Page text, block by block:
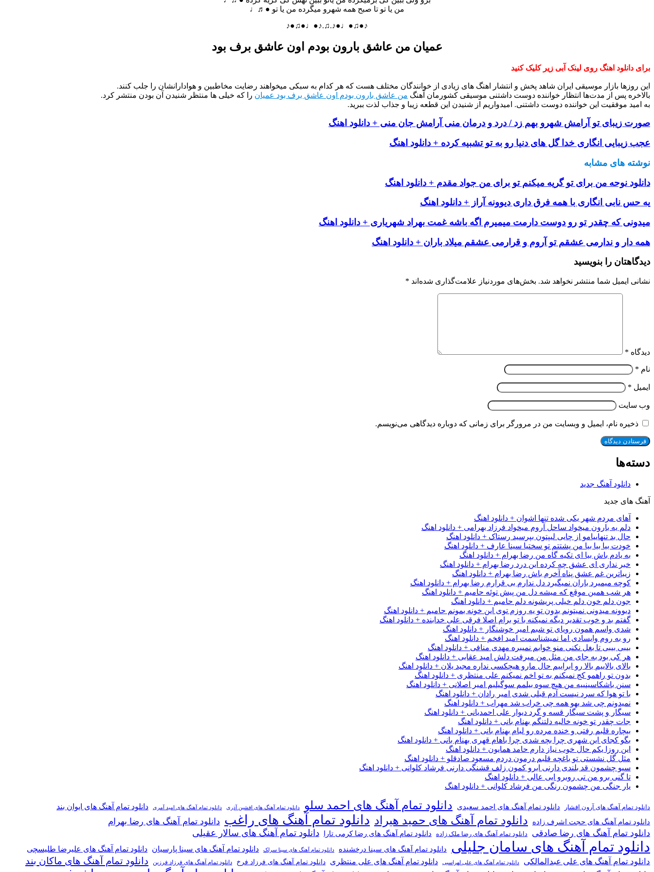
من یا تو تا صبح همه شهرو میگرده من یا تو ●♬♩
♪●♫●♩●♪.♫.♪●♩●♫●♪
عمیان من عاشق بارون بودم اون عاشق برف بود
برای دانلود اهنگ روی لینک آبی زیر کلیک کنید
این روزها بازار موسیقی ایران شاهد پخش و انتشار اهنگ های زیادی از خوانندگان مختلف هست که هر کدام به سبکی میخواهند رضایت مخاطبین و هوادارانشان را جلب کنند.
بالاخره پس از مدت‌ها انتظار خواننده دوست داشتنی موسیقی کشورمان آهنگ من عاشق بارون بودم اون عاشق برف بود عمیان را که خیلی ها منتظر شنیدن آن بودن منتشر کرد.
به امید موفقیت این خواننده دوست داشتنی. امیدواریم از شنیدن این قطعه زیبا و جذاب لذت ببرید.
صورت زیبای تو آرامش شهرو بهم زد / درد و درمان منی آرامش جان منی + دانلود اهنگ
عجب زیبایی انگاری خدا گل های دنیا رو به تو تشبیه کرده + دانلود اهنگ
نوشته های مشابه
دانلود نوحه من برای تو گریه میکنم تو برای من جواد مقدم + دانلود اهنگ
یه حس نابی انگاری با همه فرق داری دیوونه آراز + دانلود اهنگ
میدونی که چقدر تو رو دوست دارمت میمیرم اگه باشه غمت بهراد شهریاری + دانلود اهنگ
همه دار و ندارمی عشقم تو آروم و قرارمی عشقم میلاد باران + دانلود اهنگ
دیدگاهتان را بنویسید
نشانی ایمیل شما منتشر نخواهد شد. بخش‌های موردنیاز علامت‌گذاری شده‌اند *
دیدگاه *
نام *
ایمیل *
وب‌ سایت
ذخیره نام، ایمیل و وبسایت من در مرورگر برای زمانی که دوباره دیدگاهی می‌نویسم.
دسته‌ها
دانلود آهنگ جدید
آهنگ های جدید
آهای مردم شهر یکی شده تنها اشوان + دانلود اهنگ
دلم یه بارون میخواد ساحل آروم میخواد فرزاد بهرامی + دانلود اهنگ
حال بد تنهاییامو از چایی لیپتون بپرسید رستاک + دانلود اهنگ
خودت بیا بیا بیا من پشتتم تو سختیا سینا عارف + دانلود اهنگ
به یادم باش بیا ای تکیه گاه من رضا بهرام + دانلود اهنگ
خبر نداری ای عشق چه کرده این درد رضا بهرام + دانلود اهنگ
زیباترین غم عشق پناه آخرم باش رضا بهرام + دانلود اهنگ
کوچه میمیرد باران نمیگیرد دل ندارم بی قرارم رضا بهرام + دانلود اهنگ
هر شب همین موقع که میشه دل من پیش توئه حامیم + دانلود اهنگ
جون دلم خون دلم خیلی پریشونه دلم حامیم + دانلود اهنگ
دیوونه میدونی نمیتونم بدون تو یه روزم توی این خونه بمونم حامیم + دانلود اهنگ
گفتم بد و خوب تقدیر دیگه نمیکنه با تو برام اصلا فرقی علی خدابنده + دانلود اهنگ
شدی واسم همون رویای تو شبم امیر خوشنگار + دانلود اهنگ
رو به روم وایسادی اما نمیشناسمت امید افخم + دانلود اهنگ
بیبی بیبی تا بغل نکنی منو خوابم نمیبره مهدی منافی + دانلود اهنگ
هر کی بود به جای من مثل من میرفت دلش امید عقابی + دانلود اهنگ
بالای بالاییم بالا رو ابراییم حال مارو هیچکسی نداره مجید یلان + دانلود اهنگ
بدون تو راهمو کج نمیکنم به تو اخم نمیکنم علی منتظری + دانلود اهنگ
سنن باشکاسینییه من هیچ سوه بیلمم سوگیلیم امیر اصلانی + دانلود اهنگ
با تو هوا که سرد نیست آدم قبلی شدی امیر رادان + دانلود اهنگ
نمیدونم چی شد یهو همه چی خراب شد مهراب + دانلود اهنگ
سیگار و پشت سیگار قسه و گرد دیوار علی احمدیانی + دانلود اهنگ
جات چقدر تو خونه خالیه دلتنگم بهنام بانی + دانلود اهنگ
بیچاره قلبم رفتی و خنده مرده رو لبام بهنام بانی + دانلود اهنگ
بگو کجای این شهری چرا بچه شدی چرا باهام قهری بهنام بانی + دانلود اهنگ
این روزا یکم حال خوب نیاز دارم حامد همایون + دانلود اهنگ
مثل گل نشستی تو باغچه قلبم درمون دردم مسعود صادقلو + دانلود اهنگ
سیو چشمون قد بلندی دارنی ابرو کمون زلف قشنگی دارنی فرشاد کلوانی + دانلود اهنگ
تا گنی برو من تی روبرو ابی عالی + دانلود اهنگ
یار جنگی من چشمون رنگی من فرشاد کلوانی + دانلود اهنگ
دانلود تمام آهنگ های آرون افشار دانلود تمام آهنگ های احمد سعیدی دانلود تمام آهنگ های احمد سلو دانلود تمام آهنگ های افشین آذری دانلود تمام آهنگ های امید آمری دانلود تمام آهنگ های ایوان بند
دانلود تمام آهنگ های حجت اشرف زاده دانلود تمام آهنگ های حمید هیراد دانلود تمام آهنگ های راغب دانلود تمام آهنگ های رضا بهرام
دانلود تمام آهنگ های رضا صادقی
دانلود تمام آهنگ های رضا ملک زاده دانلود تمام آهنگ های رضا کرمی تارا دانلود تمام آهنگ های سالار عقیلی
دانلود تمام آهنگ های سامان جلیلی دانلود تمام آهنگ های سینا درخشنده دانلود تمام آهنگ های سینا سرلک دانلود تمام آهنگ های سینا پارسیان دانلود تمام آهنگ های علیرضا طلیسچی
دانلود تمام آهنگ های علی عبدالمالکی دانلود تمام آهنگ های علی لهراسبی دانلود تمام آهنگ های علی منتظری دانلود تمام آهنگ های فرزاد فرخ دانلود تمام آهنگ های فرزاد فرزین دانلود تمام آهنگ های ماکان بند